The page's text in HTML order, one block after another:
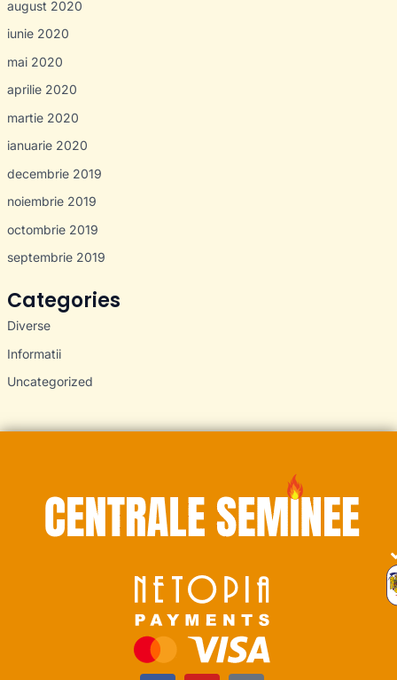
august 2020
iunie 2020
mai 2020
aprilie 2020
martie 2020
ianuarie 2020
decembrie 2019
noiembrie 2019
octombrie 2019
septembrie 2019
Categories
Diverse
Informatii
Uncategorized